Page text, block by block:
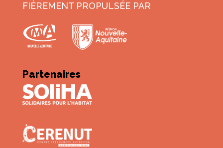
FIÈREMENT PROPULSÉE PAR
Partenaires